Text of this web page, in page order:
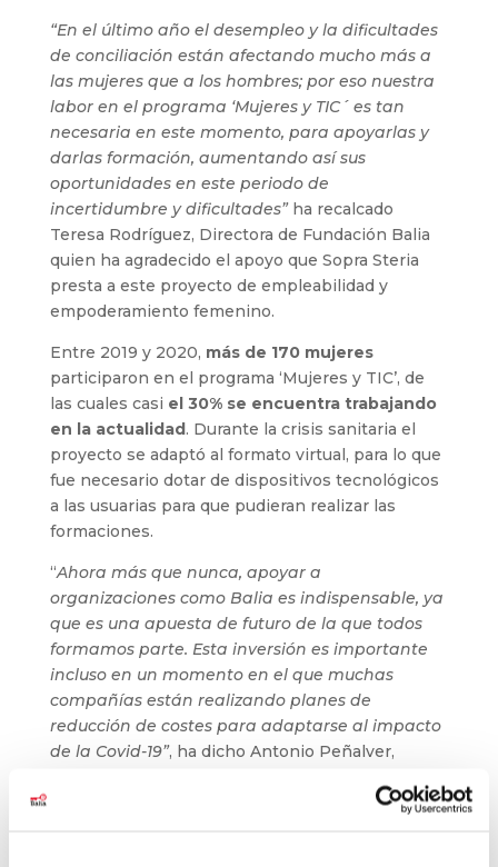
“En el último año el desempleo y la dificultades
de conciliación están afectando mucho más a
las mujeres que a los hombres; por eso nuestra
labor en el programa ‘Mujeres y TIC´ es tan
necesaria en este momento, para apoyarlas y
darlas formación, aumentando así sus
oportunidades en este periodo de
incertidumbre y dificultades” ha recalcado
Teresa Rodríguez, Directora de Fundación Balia
quien ha agradecido el apoyo que Sopra Steria
presta a este proyecto de empleabilidad y
empoderamiento femenino.
Entre 2019 y 2020, más de 170 mujeres
participaron en el programa ‘Mujeres y TIC’, de
las cuales casi el 30% se encuentra trabajando
en la actualidad. Durante la crisis sanitaria el
proyecto se adaptó al formato virtual, para lo que
fue necesario dotar de dispositivos tecnológicos
a las usuarias para que pudieran realizar las
formaciones.
“Ahora más que nunca, apoyar a
organizaciones como Balia es indispensable, ya
que es una apuesta de futuro de la que todos
formamos parte. Esta inversión es importante
incluso en un momento en el que muchas
compañías están realizando planes de
reducción de costes para adaptarse al impacto
de la Covid-19”, ha dicho Antonio Peñalver,
“Queremos revalidar este acuerdo en uno de los